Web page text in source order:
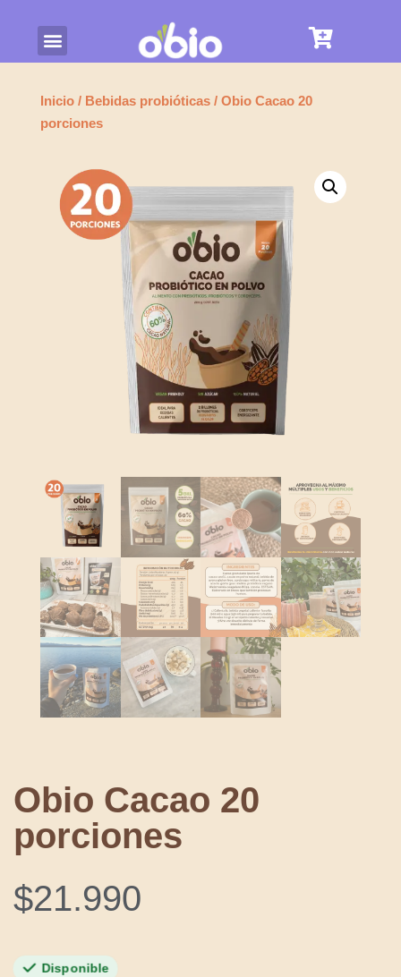
Inicio / Bebidas probióticas / Obio Cacao 20
porciones
Obio Cacao 20
porciones
$21.990
Disponible